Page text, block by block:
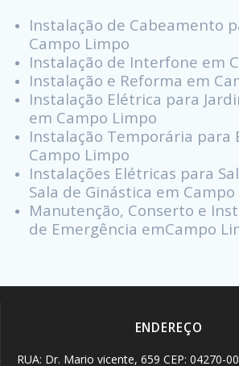
Instalação de Cabeamento
Campo Limpo
Instalação de Interfone em
Instalação e Reforma em
Instalação Elétrica para
em Campo Limpo
Instalação Temporária para
Campo Limpo
Instalações Elétricas para
Sala de Ginástica em
Manutenção, Conserto e
de Emergência emCampo
ENDEREÇO
RUA: Dr. Mario vicente, 659 CEP: 04270-